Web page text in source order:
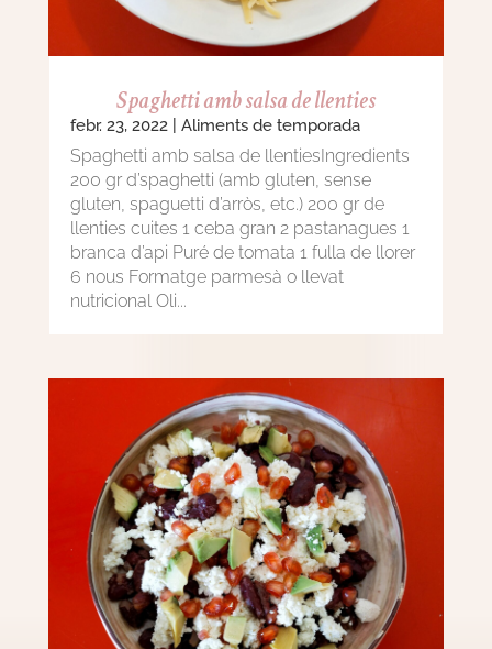
Spaghetti amb salsa de llenties
febr. 23, 2022 Aliments de temporada
Spaghetti amb salsa de llentiesIngredients
200 gr d’spaghetti (amb gluten, sense
gluten, spaguetti d’arròs, etc.) 200 gr de
llenties cuites 1 ceba gran 2 pastanagues 1
branca d’api Puré de tomata 1 fulla de llorer
6 nous Formatge parmesà o llevat
nutricional Oli...